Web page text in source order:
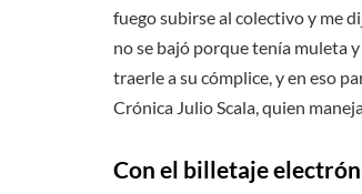
fuego subirse al colectivo y me
no se bajó porque tenía muleta
traerle a su cómplice, y en eso
Crónica Julio Scala, quien
Con el billetaje